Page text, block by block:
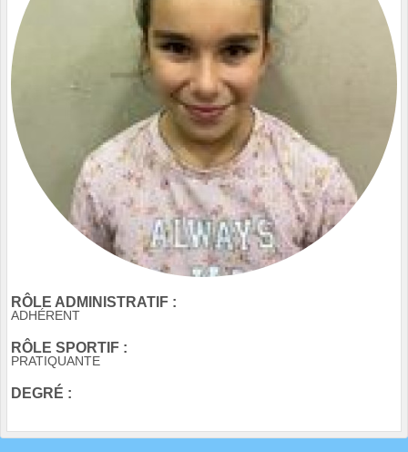
RÔLE ADMINISTRATIF :
ADHÉRENT
RÔLE SPORTIF :
PRATIQUANTE
DEGRÉ :